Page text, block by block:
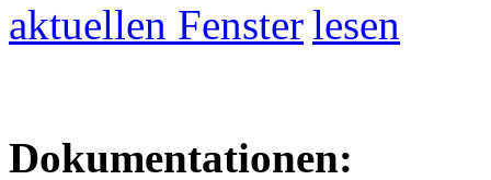
lesen
Dokumentationen: